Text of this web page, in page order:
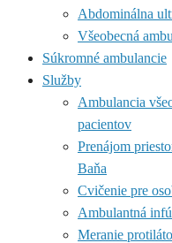
Abdominálna
Všeobecná
Súkromné ambulancie
Služby
Ambulancia
pacientov
Prenájom
Baňa
Cvičenie pre
Ambulantná
Meranie